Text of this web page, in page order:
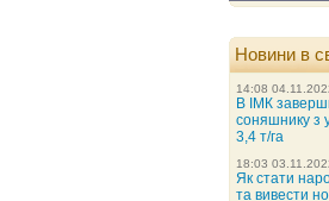
Новини в
14:08
В ІМК
соняшнику з
3,4 т/га
18:03
Як стати
та вивести